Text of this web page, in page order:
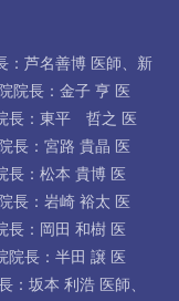
：芦名善博 医師、 新
院長：金子 亨 医
長：東平 哲之 医
長：宮路 貴晶 医
長：松本 貴博 医
長：岩崎 裕太 医
長：岡田 和樹 医
院長：半田 譲 医
：坂本 利浩 医師、